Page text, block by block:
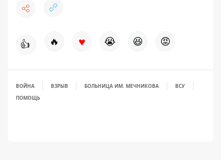
👍 🔥 ♥ 😭 😆 😡
ВОЙНА ВЗРЫВ БОЛЬНИЦА ИМ. МЕЧНИКОВА
ВСУ
ПОМОЩЬ